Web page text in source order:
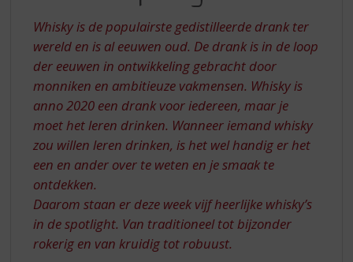
Whisky is de populairste gedistilleerde drank ter
wereld en is al eeuwen oud. De drank is in de loop
der eeuwen in ontwikkeling gebracht door
monniken en ambitieuze vakmensen. Whisky is
anno 2020 een drank voor iedereen, maar je
moet het leren drinken. Wanneer iemand whisky
zou willen leren drinken, is het wel handig er het
een en ander over te weten en je smaak te
ontdekken.
Daarom staan er deze week vijf heerlijke whisky’s
in de spotlight. Van traditioneel tot bijzonder
rokerig en van kruidig tot robuust.